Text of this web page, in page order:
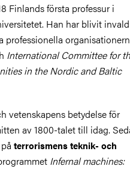
Finlands första professur i
Han har blivit invald
professionella
International Committee for
in the Nordic and Baltic
vetenskapens betydelse för
av 1800-talet till idag.
terrorismens teknik- och
Infernal machines: